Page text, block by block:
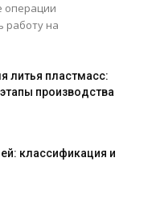
операции
работу на
литья пластмасс:
производства
классификация и